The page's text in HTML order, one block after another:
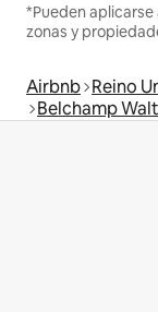
*Pueden
zonas y
Airbnb Reino
Belchamp